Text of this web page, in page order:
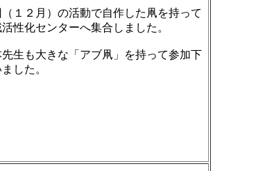
１２月）の活動で自作した凧を持って
性化センターへ集合しました。
生も大きな「アブ凧」を持って参加下
した。